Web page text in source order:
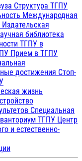
Структура ТГПУ
Международная
Издательская
библиотека
ТГПУ в
Прием в ТГПУ
достижения Стоп-
жизнь
Специальная
ТГПУ Центр
и естественно-